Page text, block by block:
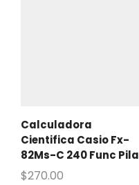
Calculadora
Cientifica Casio Fx-
82Ms-C 240 Func Pila
$270.00